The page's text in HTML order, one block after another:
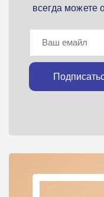
всегда можете